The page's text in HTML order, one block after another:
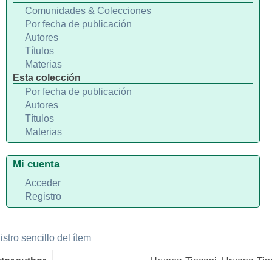
sencillo del ítem
Comunidades & Colecciones
Por fecha de publicación
Autores
Títulos
Materias
Esta colección
Por fecha de publicación
Autores
Títulos
Materias
Mi cuenta
Acceder
Registro